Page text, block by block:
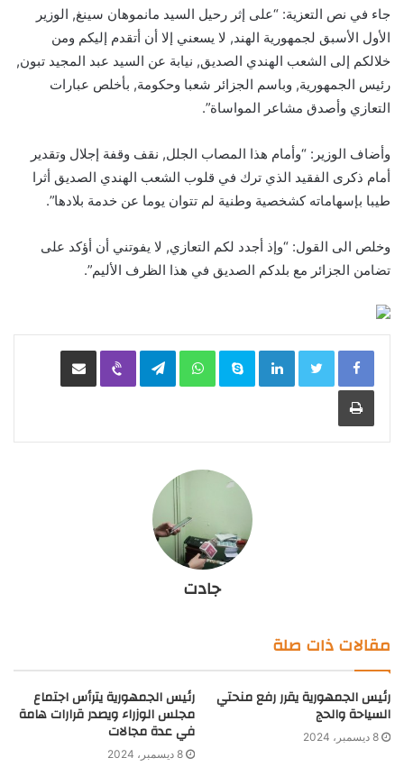
جاء في نص التعزية: “على إثر رحيل السيد مانموهان سينغ, الوزير
الأول الأسبق لجمهورية الهند, لا يسعني إلا أن أتقدم إليكم ومن
خلالكم إلى الشعب الهندي الصديق, نيابة عن السيد عبد المجيد تبون,
رئيس الجمهورية, وباسم الجزائر شعبا وحكومة, بأخلص عبارات
التعازي وأصدق مشاعر المواساة”.
وأضاف الوزير: “وأمام هذا المصاب الجلل, نقف وقفة إجلال وتقدير
أمام ذكرى الفقيد الذي ترك في قلوب الشعب الهندي الصديق أثرا
طيبا بإسهاماته كشخصية وطنية لم تتوان يوما عن خدمة بلادها”.
وخلص الى القول: “وإذ أجدد لكم التعازي, لا يفوتني أن أؤكد على
تضامن الجزائر مع بلدكم الصديق في هذا الظرف الأليم”.
LinkedIn
Skype
WhatsApp
Telegram
Viber مشاركة عبر البريد
طباعة
جادت
مقالات ذات صلة
رئيس الجمهورية يقرر رفع منحتي
السياحة والحج
8 ديسمبر، 2024
رئيس الجمهورية يترأس اجتماع
مجلس الوزراء ويصدر قرارات هامة
في عدة مجالات
8 ديسمبر، 2024